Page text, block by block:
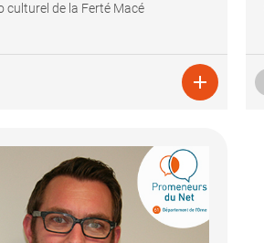
culturel de la Ferté Macé
